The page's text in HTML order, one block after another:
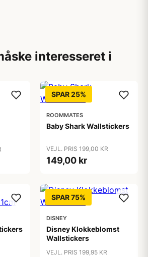
interesseret i
SPAR 25%
ROOMMATES
Baby Shark Wallstickers
VEJL. PRIS 199,00 KR
149,00 kr
SPAR 75%
DISNEY
Disney Klokkeblomst
Wallstickers
VEJL. PRIS 199,95 KR